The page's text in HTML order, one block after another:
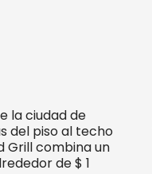
la ciudad de
del piso al techo
Grill combina un
de $ 1